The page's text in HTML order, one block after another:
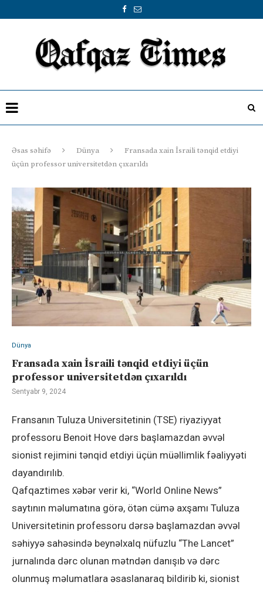
Əsas səhifə Dünya
Fransada xain İsraili tənqid etdiyi
üçün professor universitetdən çıxarıldı
Dünya
Fransada xain İsraili tənqid etdiyi üçün
professor universitetdən çıxarıldı
Sentyabr 9, 2024
Fransanın Tuluza Universitetinin (TSE) riyaziyyat
professoru Benoit Hove dərs başlamazdan əvvəl
sionist rejimini tənqid etdiyi üçün müəllimlik fəaliyyəti
dayandırılıb.
Qafqaztimes xəbər verir ki, “World Online News”
saytının məlumatına görə, ötən cümə axşamı Tuluza
Universitetinin professoru dərsə başlamazdan əvvəl
səhiyyə sahəsində beynəlxalq nüfuzlu “The Lancet”
jurnalında dərc olunan mətndən danışıb və dərc
olunmuş məlumatlara əsaslanaraq bildirib ki, sionist